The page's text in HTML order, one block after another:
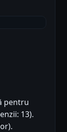
pentru
13).